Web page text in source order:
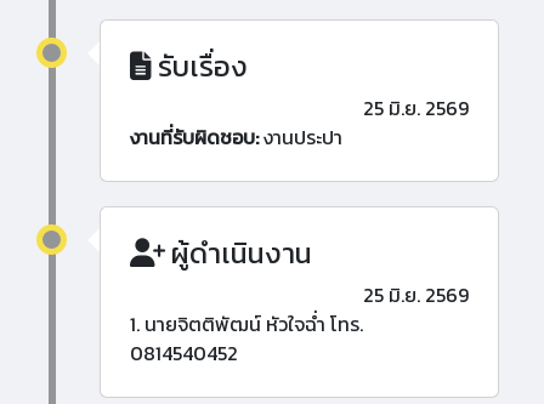
รับเรื่อง
25 มิ.ย. 2569
งานที่รับผิดชอบ:งานประปา
ผู้ดำเนินงาน
25 มิ.ย. 2569
1. นายจิตติพัฒน์ หัวใจฉ่ำ โทร.
0814540452